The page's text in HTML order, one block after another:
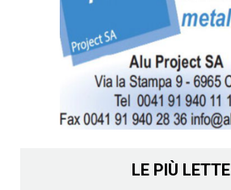
LE PIÙ LETTE